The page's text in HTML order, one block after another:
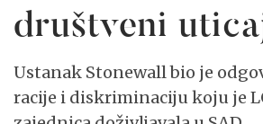
društveni
Ustanak Stonewall bio je
racije i diskriminaciju koju je